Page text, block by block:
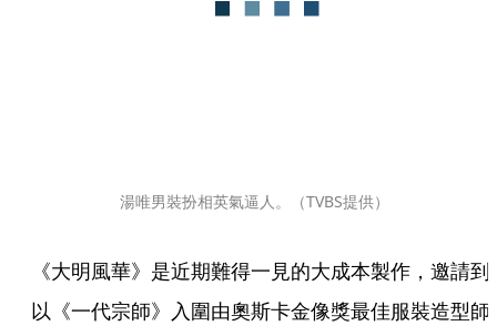
湯唯男裝扮相英氣逼人。（TVBS提供）
《大明風華》是近期難得一見的大成本製作，邀請到
以《一代宗師》入圍由奧斯卡金像獎最佳服裝造型師